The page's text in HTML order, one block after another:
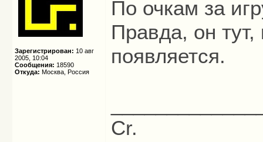
Зарегистрирован: 10 авг
2005, 10:04
Сообщения: 18590
Откуда: Москва, Россия
По очкам за
Правда, он
появляется.
Cr.